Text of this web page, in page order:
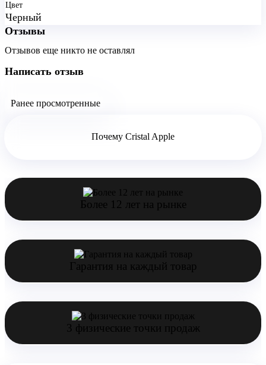
Цвет
Черный
Отзывы
Отзывов еще никто не оставлял
Написать отзыв
Ранее просмотренные
Почему Cristal Apple
Более 12 лет на рынке
Гарантия на каждый товар
3 физические точки продаж